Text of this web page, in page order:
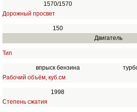
1570/1570
Дорожный просвет
150
Двигатель
Тип
впрыск бензина
Рабочий объём, куб.см
1998
Степень сжатия